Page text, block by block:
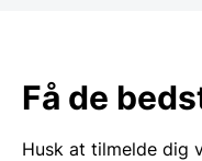
Få de
Husk at tilmelde dig